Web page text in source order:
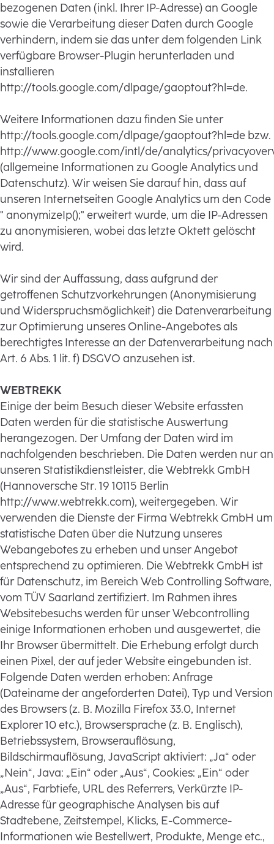
bezogenen Daten (inkl. Ihrer IP-Adresse) an Google
sowie die Verarbeitung dieser Daten durch Google
verhindern, indem sie das unter dem folgenden Link
verfügbare Browser-Plugin herunterladen und
installieren
http://tools.google.com/dlpage/gaoptout?hl=de.
Weitere Informationen dazu finden Sie unter
http://tools.google.com/dlpage/gaoptout?hl=de bzw.
http://www.google.com/intl/de/analytics/
(allgemeine Informationen zu Google Analytics und
Datenschutz). Wir weisen Sie darauf hin, dass auf
unseren Internetseiten Google Analytics um den Code
" anonymizeIp();" erweitert wurde, um die IP-Adressen
zu anonymisieren, wobei das letzte Oktett gelöscht
wird.
Wir sind der Auffassung, dass aufgrund der
getroffenen Schutzvorkehrungen (Anonymisierung
und Widerspruchsmöglichkeit) die Datenverarbeitung
zur Optimierung unseres Online-Angebotes als
berechtigtes Interesse an der Datenverarbeitung nach
Art. 6 Abs. 1 lit. f) DSGVO anzusehen ist.
WEBTREKK
Einige der beim Besuch dieser Website erfassten
Daten werden für die statistische Auswertung
herangezogen. Der Umfang der Daten wird im
nachfolgenden beschrieben. Die Daten werden nur an
unseren Statistikdienstleister, die Webtrekk GmbH
(Hannoversche Str. 19 10115 Berlin
http://www.webtrekk.com), weitergegeben. Wir
verwenden die Dienste der Firma Webtrekk GmbH um
statistische Daten über die Nutzung unseres
Webangebotes zu erheben und unser Angebot
entsprechend zu optimieren. Die Webtrekk GmbH ist
für Datenschutz, im Bereich Web Controlling Software,
vom TÜV Saarland zertifiziert. Im Rahmen ihres
Websitebesuchs werden für unser Webcontrolling
einige Informationen erhoben und ausgewertet, die
Ihr Browser übermittelt. Die Erhebung erfolgt durch
einen Pixel, der auf jeder Website eingebunden ist.
Folgende Daten werden erhoben: Anfrage
(Dateiname der angeforderten Datei), Typ und Version
des Browsers (z. B. Mozilla Firefox 33.0, Internet
Explorer 10 etc.), Browsersprache (z. B. Englisch),
Betriebssystem, Browserauflösung,
Bildschirmauflösung, JavaScript aktiviert: „Ja“ oder
„Nein“, Java: „Ein“ oder „Aus“, Cookies: „Ein“ oder
„Aus“, Farbtiefe, URL des Referrers, Verkürzte IP-
Adresse für geographische Analysen bis auf
Stadtebene, Zeitstempel, Klicks, E-Commerce-
Informationen wie Bestellwert, Produkte, Menge etc.,